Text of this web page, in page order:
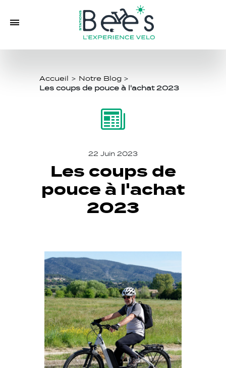
Accueil > Notre Blog >
Les coups de pouce à l'achat 2023
22 Juin 2023
Les coups de
pouce à l'achat
2023